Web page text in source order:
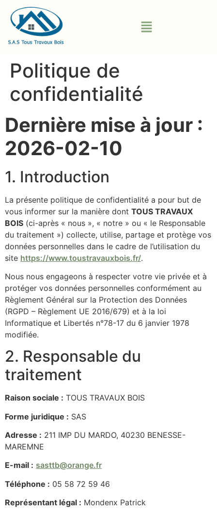
Politique de
confidentialité
Dernière mise à jour :
2026-02-10
1. Introduction
La présente politique de confidentialité a pour but de
vous informer sur la manière dont TOUS TRAVAUX
BOIS (ci-après « nous », « notre » ou « le Responsable
du traitement ») collecte, utilise, partage et protège vos
données personnelles dans le cadre de l’utilisation du
site https://www.toustravauxbois.fr/.
Nous nous engageons à respecter votre vie privée et à
protéger vos données personnelles conformément au
Règlement Général sur la Protection des Données
(RGPD – Règlement UE 2016/679) et à la loi
Informatique et Libertés n°78-17 du 6 janvier 1978
modifiée.
2. Responsable du
traitement
Raison sociale : TOUS TRAVAUX BOIS
Forme juridique : SAS
Adresse : 211 IMP DU MARDO, 40230 BENESSE-
MAREMNE
E-mail : sasttb@orange.fr
Téléphone : 05 58 72 59 46
Représentant légal : Mondenx Patrick